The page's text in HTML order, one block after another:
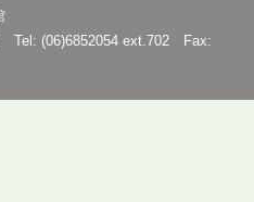
Tel: (06)6852054 ext.702 Fax: